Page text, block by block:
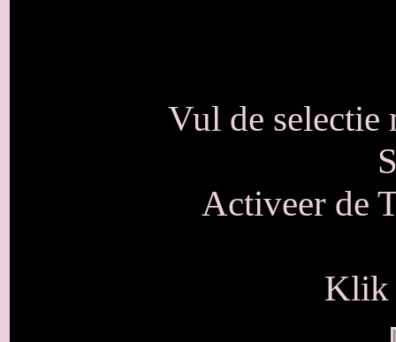
Vul de selectie
Activeer de
Klik